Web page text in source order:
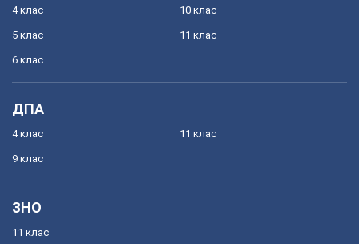
4 клас
5 клас
6 клас
10 клас
11 клас
ДПА
4 клас
9 клас
11 клас
ЗНО
11 клас